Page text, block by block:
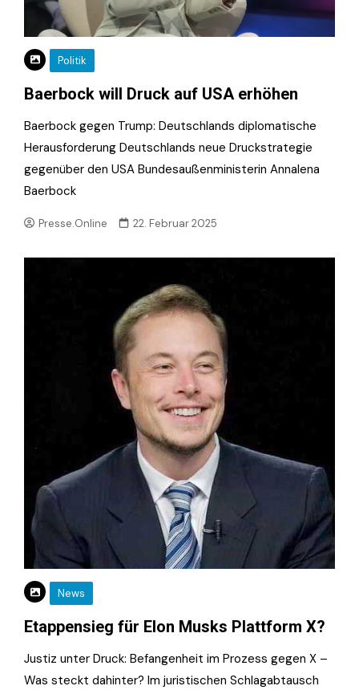
Politik
Baerbock will Druck auf USA erhöhen
Baerbock gegen Trump: Deutschlands diplomatische
Herausforderung Deutschlands neue Druckstrategie
gegenüber den USA Bundesaußenministerin Annalena
Baerbock
Presse.Online 22. Februar 2025
News
Etappensieg für Elon Musks Plattform X?
Justiz unter Druck: Befangenheit im Prozess gegen X –
Was steckt dahinter? Im juristischen Schlagabtausch